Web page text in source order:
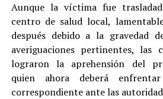
Aunque la víctima fue
centro de salud local,
después debido a la gravedad
averiguaciones pertinentes, las
lograron la aprehensión del
quien ahora deberá
correspondiente ante las